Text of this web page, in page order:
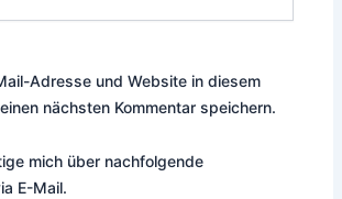
Adresse und Website in diesem
nächsten Kommentar speichern.
mich über nachfolgende
E-Mail.